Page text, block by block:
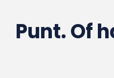
Punt. Of